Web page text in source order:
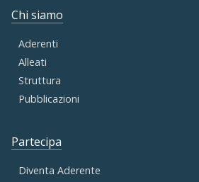
Chi siamo
Aderenti
Alleati
Struttura
Pubblicazioni
Partecipa
Diventa Aderente